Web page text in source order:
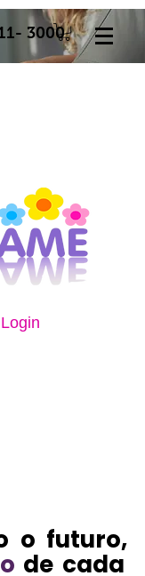
3000
Login
o futuro,
de cada